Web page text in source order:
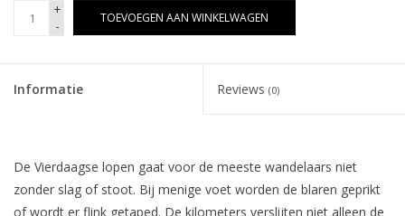
+
-
TOEVOEGEN AAN WINKELWAGEN
Informatie Reviews (0)
De Vierdaagse lopen gaat voor de meeste wandelaars niet
zonder slag of stoot. Bij menige voet worden de blaren geprikt
of wordt er flink getaped. De kilometers verslijten niet alleen de